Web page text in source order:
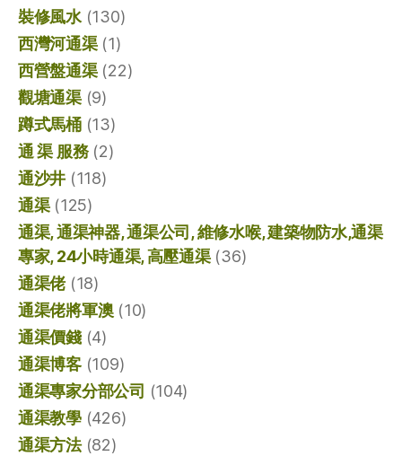
裝修風水(130)
西灣河通渠(1)
西營盤通渠(22)
觀塘通渠(9)
蹲式馬桶(13)
通 渠 服務(2)
通沙井 (118)
通渠(125)
通渠, 通渠神器, 通渠公司, 維修水喉, 建築物防水,通渠
專家, 24小時通渠, 高壓通渠(36)
通渠佬(18)
通渠佬將軍澳(10)
通渠價錢(4)
通渠博客(109)
通渠專家分部公司 (104)
通渠教學(426)
通渠方法(82)